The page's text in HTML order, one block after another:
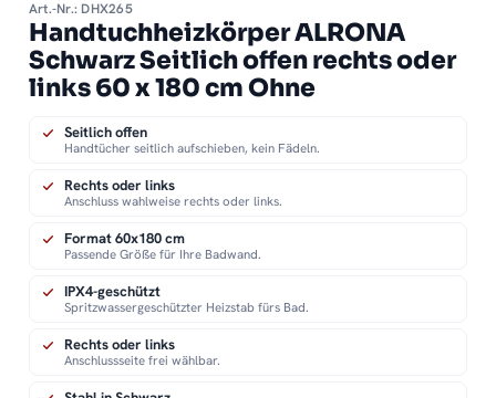
Art.-Nr.: DHX265
Handtuchheizkörper ALRONA
Schwarz Seitlich offen rechts oder
links 60 x 180 cm Ohne
Seitlich offen
Handtücher seitlich aufschieben, kein Fädeln.
Rechts oder links
Anschluss wahlweise rechts oder links.
Format 60x180 cm
Passende Größe für Ihre Badwand.
IPX4-geschützt
Spritzwassergeschützter Heizstab fürs Bad.
Rechts oder links
Anschlussseite frei wählbar.